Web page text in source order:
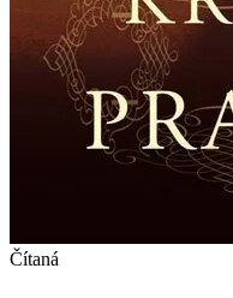
Čítaná